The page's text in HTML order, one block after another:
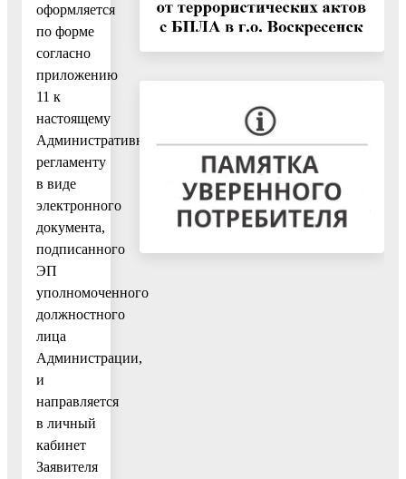
оформляется
по форме
согласно
приложению
11 к
настоящему
Административному
регламенту
в виде
электронного
документа,
подписанного
ЭП
уполномоченного
должностного
лица
Администрации,
и
направляется
в личный
кабинет
Заявителя